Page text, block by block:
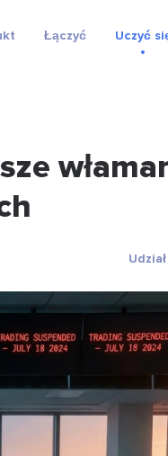
Łączyć Uczyć